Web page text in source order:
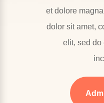
et dolore
dolor sit amet,
elit, sed do